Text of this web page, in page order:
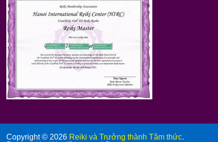
Copyright © 2026 Reiki và Trưởng thành Tâm thức.